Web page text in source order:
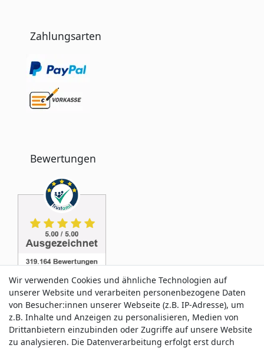
Zahlungsarten
Bewertungen
Service & Kontakt
Wir verwenden Cookies und ähnliche Technologien auf
unserer Website und verarbeiten personenbezogene Daten
von Besucher:innen unserer Webseite (z.B. IP-Adresse), um
z.B. Inhalte und Anzeigen zu personalisieren, Medien von
Drittanbietern einzubinden oder Zugriffe auf unsere Website
zu analysieren. Die Datenverarbeitung erfolgt erst durch